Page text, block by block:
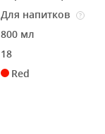
Для напитков ?
800 мл
18
Red